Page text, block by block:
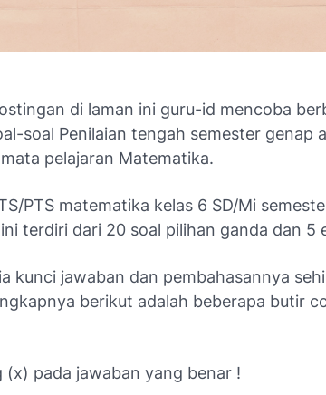
di laman ini guru-id mencoba
soal Penilaian tengah semester genap
pelajaran Matematika.
PTS matematika kelas 6 SD/Mi
terdiri dari 20 soal pilihan ganda dan 5
kunci jawaban dan pembahasannya
berikut adalah beberapa butir
(x) pada jawaban yang benar !